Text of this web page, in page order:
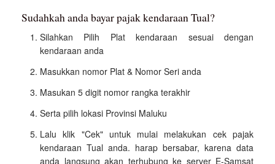
Sudahkah anda bayar pajak kendaraan Tual?
Silahkan Pilih Plat kendaraan sesuai dengan
kendaraan anda
Masukkan nomor Plat & Nomor Seri anda
Masukan 5 digit nomor rangka terakhir
Serta pilih lokasi Provinsi Maluku
Lalu klik "Cek" untuk mulai melakukan cek pajak
kendaraan Tual anda. harap bersabar, karena data
anda langsung akan terhubung ke server E-Samsat